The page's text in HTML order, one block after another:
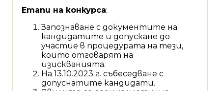
Етапи на конкурса:
Запознаване с документите на
кандидатите и допускане до
участие в процедурата на тези,
които отговарят на
изискванията.
На 13.10.2023 г. събеседване с
допуснатите кандидати.